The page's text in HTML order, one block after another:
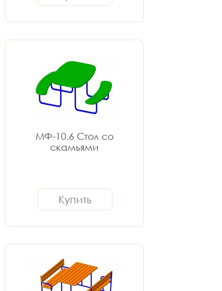
МФ-10.6 Стол со
скамьями
Купить